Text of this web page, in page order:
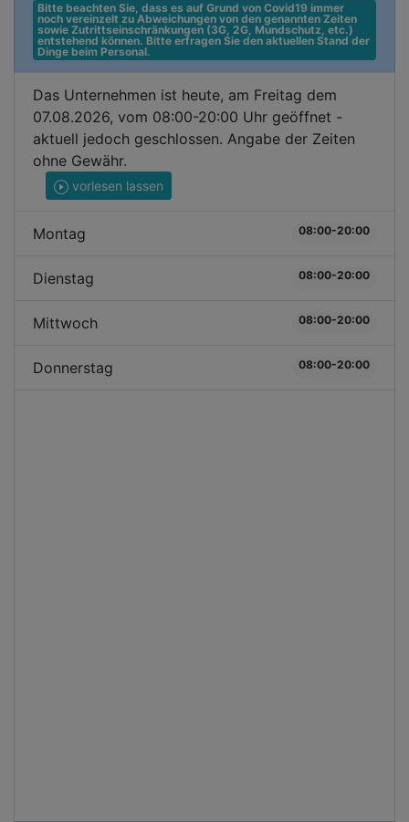
Bitte beachten Sie, dass es auf Grund von Covid19 immer
noch vereinzelt zu Abweichungen von den genannten Zeiten
sowie Zutrittseinschränkungen (3G, 2G, Mundschutz, etc.)
entstehend können. Bitte erfragen Sie den aktuellen Stand der
Dinge beim Personal.
Das Unternehmen ist heute, am Freitag dem
07.08.2026, vom 08:00-20:00 Uhr geöffnet -
aktuell jedoch geschlossen. Angabe der Zeiten
ohne Gewähr.
vorlesen lassen
Montag 08:00-20:00
Dienstag 08:00-20:00
Mittwoch 08:00-20:00
Donnerstag 08:00-20:00